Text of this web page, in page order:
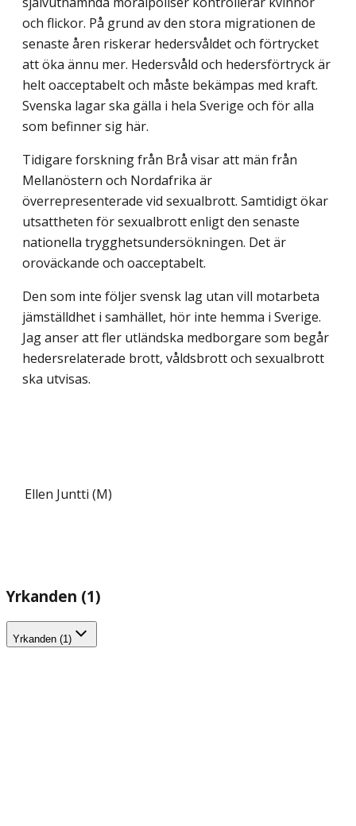
och flickor. På grund av den stora migrationen de
senaste åren riskerar hedersvåldet och förtrycket
att öka ännu mer. Hedersvåld och hedersförtryck är
helt oacceptabelt och måste bekämpas med kraft.
Svenska lagar ska gälla i hela Sverige och för alla
som befinner sig här.
Tidigare forskning från Brå visar att män från
Mellanöstern och Nordafrika är
överrepresenterade vid sexualbrott. Samtidigt ökar
utsattheten för sexualbrott enligt den senaste
nationella trygghetsundersökningen. Det är
oroväckande och oacceptabelt.
Den som inte följer svensk lag utan vill motarbeta
jämställdhet i samhället, hör inte hemma i Sverige.
Jag anser att fler utländska medborgare som begår
hedersrelaterade brott, våldsbrott och sexualbrott
ska utvisas.
Ellen Juntti (M)
Yrkanden (1)
Yrkanden (1)